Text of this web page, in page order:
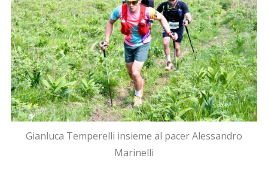
Gianluca Temperelli insieme al pacer Alessandro
Marinelli
C
e
r
c
a
p
e
r
: